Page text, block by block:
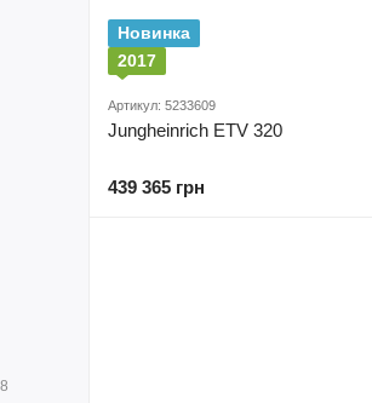
Новинка
2017
Артикул: 5233609
Jungheinrich ETV 320
439 365 грн